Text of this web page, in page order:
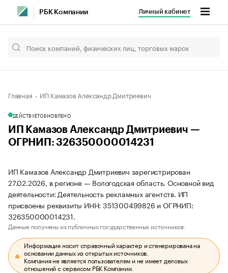
РБК Компании Личный кабинет
Главная ИП Камазов Александр Дмитриевич
ДЕЙСТВУЕТОБНОВЛЕНО
ИП Камазов Александр Дмитриевич —
ОГРНИП: 326350000014231
ИП Камазов Александр Дмитриевич зарегистрирован
27.02.2026, в регионе — Вологодская область. Основной вид
деятельности: Деятельность рекламных агентств. ИП
присвоены реквизиты ИНН: 351300499826 и ОГРНИП:
326350000014231.
Данные получены из публичных государственных источников.
Информация носит справочный характер и сгенерирована на
основании данных из открытых источников.
Компания не является пользователем и не имеет деловых
отношений с сервисом РБК Компании.